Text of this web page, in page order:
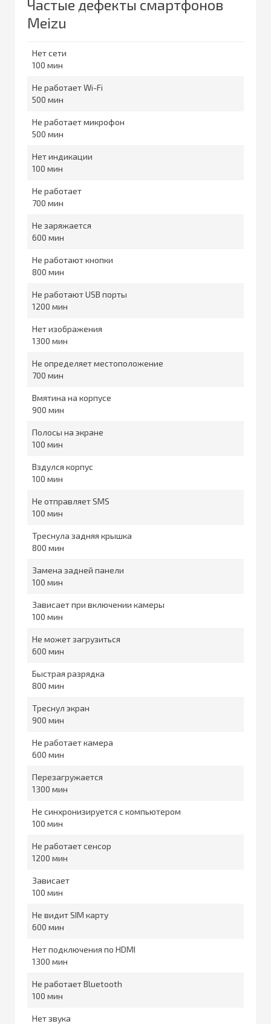
Частые дефекты смартфонов
Meizu
Нет сети
100
Не работает Wi-Fi
500
Не работает микрофон
500
Нет индикации
100
Не работает
700
Не заряжается
600
Не работают кнопки
800
Не работают USB порты
1200
Нет изображения
1300
Не определяет местоположение
700
Вмятина на корпусе
900
Полосы на экране
100
Вздулся корпус
100
Не отправляет SMS
100
Треснула задняя крышка
800
Замена задней панели
100
Зависает при включении камеры
100
Не может загрузиться
600
Быстрая разрядка
800
Треснул экран
900
Не работает камера
600
Перезагружается
1300
Не синхронизируется с компьютером
100
Не работает сенсор
1200
Зависает
100
Не видит SIM карту
600
Нет подключения по HDMI
1300
Не работает Bluetooth
100
Нет звука